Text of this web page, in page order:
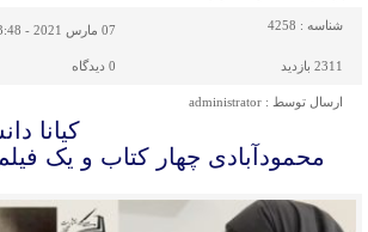
شناسه : 4258 07 مارس 2021 - 13:48
2311 بازدید 0 دیدگاه
ارسال توسط : administrator
کیانا
محمودآبادی چهار کتاب و یک